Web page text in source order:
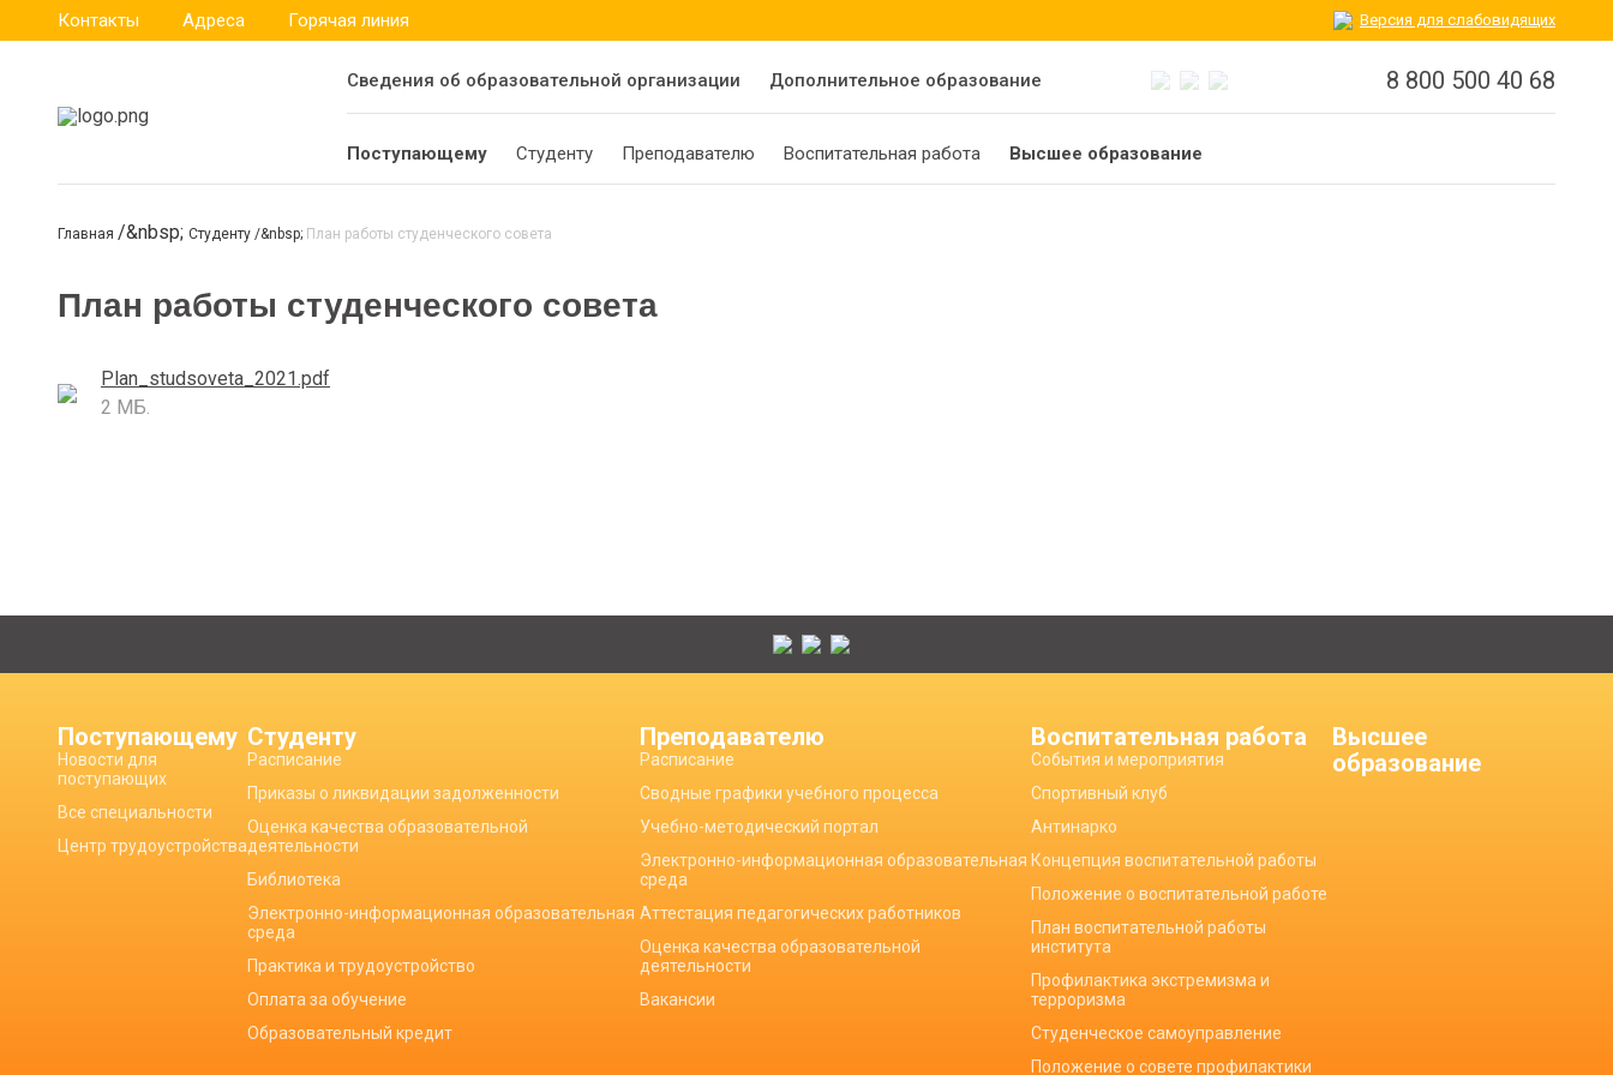
Контакты Адреса Горячая линия Версия для слабовидящих
Сведения об образовательной организации Дополнительное образование 8 800 500 40 68
Поступающему Студенту Преподавателю Воспитательная работа Высшее образование
Главная Студенту План работы студенческого совета
План работы студенческого совета
Plan_studsoveta_2021.pdf
2 МБ.
Поступающему
Новости для
поступающих
Все специальности
Центр трудоустройства
Студенту
Расписание
Приказы о ликвидации задолженности
Оценка качества образовательной
деятельности
Библиотека
Электронно-информационная образовательная
среда
Практика и трудоустройство
Оплата за обучение
Образовательный кредит
Преподавателю
Расписание
Сводные графики учебного процесса
Учебно-методический портал
Электронно-информационная образовательная
среда
Аттестация педагогических работников
Оценка качества образовательной
деятельности
Вакансии
Воспитательная работа
События и мероприятия
Спортивный клуб
Антинарко
Концепция воспитательной работы
Положение о воспитательной работе
План воспитательной работы
института
Профилактика экстремизма и
терроризма
Студенческое самоуправление
Положение о совете профилактики
Высшее
образование